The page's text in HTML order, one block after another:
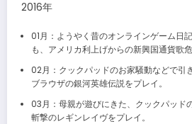
2016年
01月：ようやく昔のオンラインゲーム日
も、アメリカ利上げからの新興国通貨歌
02月：クックパッドのお家騒動などで引
ブラウザの銀河英雄伝説をプレイ。
03月：母親が遊びにきた、クックパッド
斬撃のレギンレイヴをプレイ。